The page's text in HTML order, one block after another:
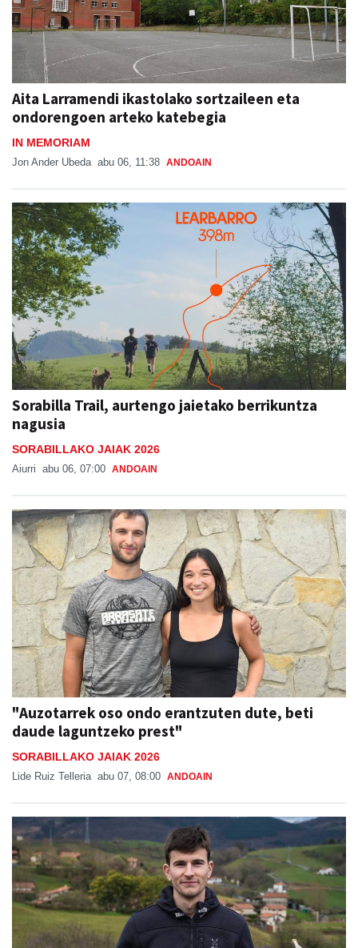
Aita Larramendi ikastolako sortzaileen eta
ondorengoen arteko katebegia
IN MEMORIAM
Jon Ander Ubeda abu 06, 11:38 ANDOAIN
Sorabilla Trail, aurtengo jaietako berrikuntza
nagusia
SORABILLAKO JAIAK 2026
Aiurri abu 06, 07:00 ANDOAIN
"Auzotarrek oso ondo erantzuten dute, beti
daude laguntzeko prest"
SORABILLAKO JAIAK 2026
Lide Ruiz Telleria abu 07, 08:00 ANDOAIN